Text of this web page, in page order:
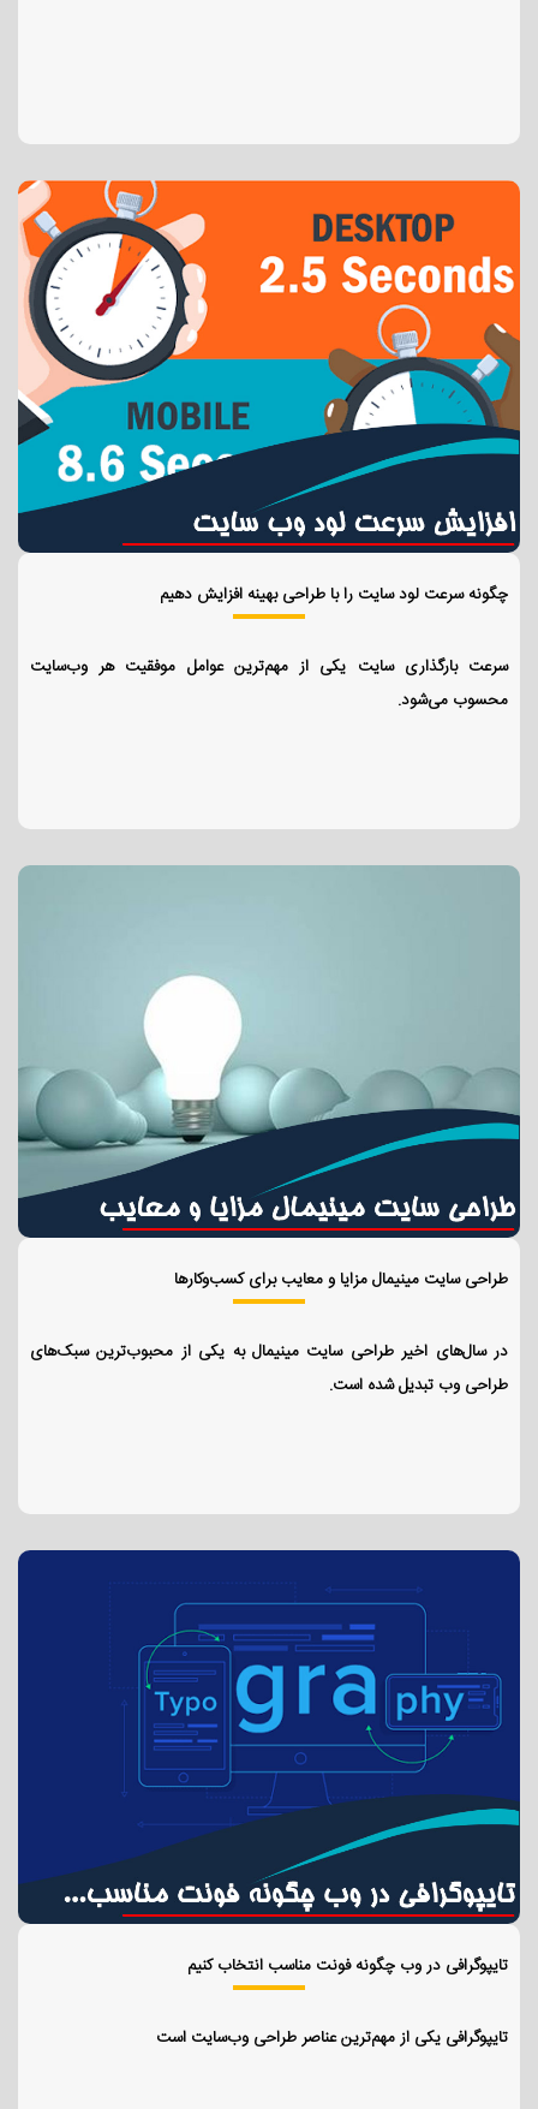
چگونه سرعت لود سایت را با طراحی بهینه افزایش دهیم
سرعت بارگذاری سایت یکی از مهم‌ترین عوامل موفقیت هر وب‌سایت
محسوب می‌شود.
طراحی سایت مینیمال مزایا و معایب برای کسب‌وکارها
در سال‌های اخیر طراحی سایت مینیمال به یکی از محبوب‌ترین سبک‌های
طراحی وب تبدیل شده است.
تایپوگرافی در وب چگونه فونت مناسب انتخاب کنیم
تایپوگرافی یکی از مهم‌ترین عناصر طراحی وب‌سایت است